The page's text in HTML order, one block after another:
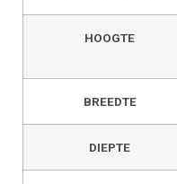
HOOGTE
BREEDTE
DIEPTE